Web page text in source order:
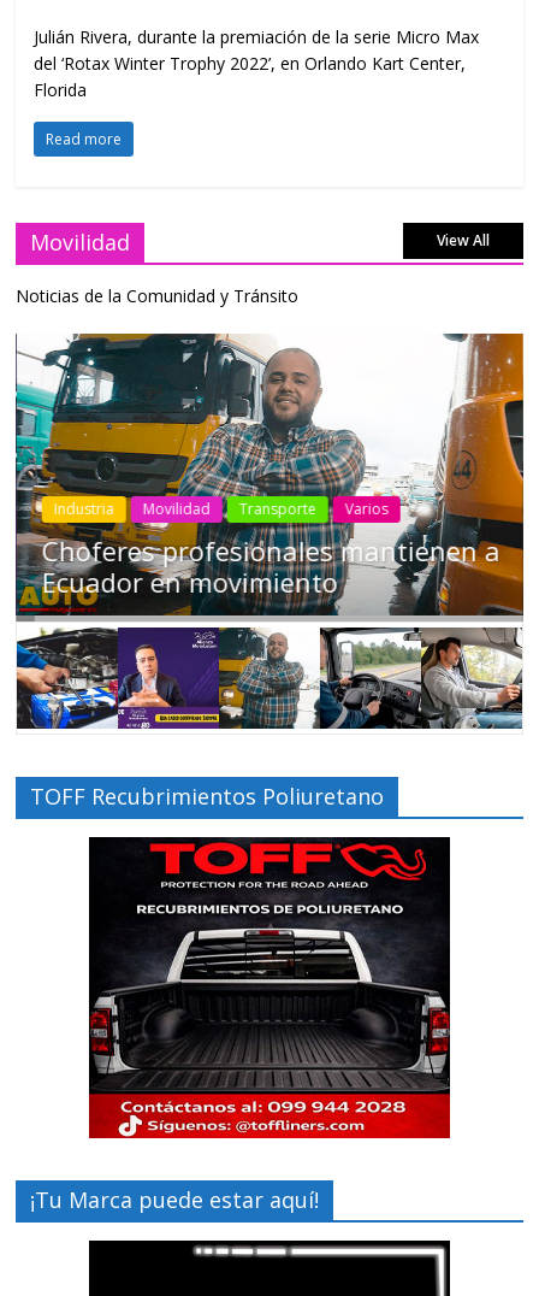
Julián Rivera, durante la premiación de la serie Micro Max
del ‘Rotax Winter Trophy 2022’, en Orlando Kart Center,
Florida
Read more
Movilidad View All
Noticias de la Comunidad y Tránsito
Industria Movilidad Transporte Varios
Choferes profesionales mantienen a
Ecuador en movimiento
TOFF Recubrimientos Poliuretano
¡Tu Marca puede estar aquí!